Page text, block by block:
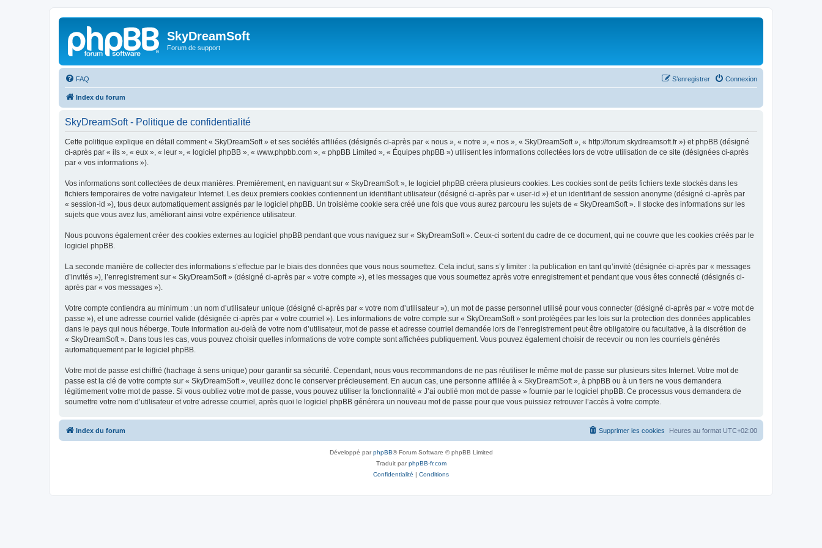
SkyDreamSoft
Forum de support
FAQ Connexion
S’enregistrer
Index du forum
SkyDreamSoft - Politique de confidentialité
Cette politique explique en détail comment « SkyDreamSoft » et ses sociétés affiliées (désignés ci-après par « nous », « notre », « nos », « SkyDreamSoft », « http://forum.skydreamsoft.fr ») et phpBB (désigné
ci-après par « ils », « eux », « leur », « logiciel phpBB », « www.phpbb.com », « phpBB Limited », « Équipes phpBB ») utilisent les informations collectées lors de votre utilisation de ce site (désignées ci-après
par « vos informations »).
Vos informations sont collectées de deux manières. Premièrement, en naviguant sur « SkyDreamSoft », le logiciel phpBB créera plusieurs cookies. Les cookies sont de petits fichiers texte stockés dans les
fichiers temporaires de votre navigateur Internet. Les deux premiers cookies contiennent un identifiant utilisateur (désigné ci-après par « user-id ») et un identifiant de session anonyme (désigné ci-après par
« session-id »), tous deux automatiquement assignés par le logiciel phpBB. Un troisième cookie sera créé une fois que vous aurez parcouru les sujets de « SkyDreamSoft ». Il stocke des informations sur les
sujets que vous avez lus, améliorant ainsi votre expérience utilisateur.
Nous pouvons également créer des cookies externes au logiciel phpBB pendant que vous naviguez sur « SkyDreamSoft ». Ceux-ci sortent du cadre de ce document, qui ne couvre que les cookies créés par le
logiciel phpBB.
La seconde manière de collecter des informations s’effectue par le biais des données que vous nous soumettez. Cela inclut, sans s’y limiter : la publication en tant qu’invité (désignée ci-après par « messages
d’invités »), l’enregistrement sur « SkyDreamSoft » (désigné ci-après par « votre compte »), et les messages que vous soumettez après votre enregistrement et pendant que vous êtes connecté (désignés ci-
après par « vos messages »).
Votre compte contiendra au minimum : un nom d’utilisateur unique (désigné ci-après par « votre nom d’utilisateur »), un mot de passe personnel utilisé pour vous connecter (désigné ci-après par « votre mot de
passe »), et une adresse courriel valide (désignée ci-après par « votre courriel »). Les informations de votre compte sur « SkyDreamSoft » sont protégées par les lois sur la protection des données applicables
dans le pays qui nous héberge. Toute information au-delà de votre nom d’utilisateur, mot de passe et adresse courriel demandée lors de l’enregistrement peut être obligatoire ou facultative, à la discrétion de
« SkyDreamSoft ». Dans tous les cas, vous pouvez choisir quelles informations de votre compte sont affichées publiquement. Vous pouvez également choisir de recevoir ou non les courriels générés
automatiquement par le logiciel phpBB.
Votre mot de passe est chiffré (hachage à sens unique) pour garantir sa sécurité. Cependant, nous vous recommandons de ne pas réutiliser le même mot de passe sur plusieurs sites Internet. Votre mot de
passe est la clé de votre compte sur « SkyDreamSoft », veuillez donc le conserver précieusement. En aucun cas, une personne affiliée à « SkyDreamSoft », à phpBB ou à un tiers ne vous demandera
légitimement votre mot de passe. Si vous oubliez votre mot de passe, vous pouvez utiliser la fonctionnalité « J’ai oublié mon mot de passe » fournie par le logiciel phpBB. Ce processus vous demandera de
soumettre votre nom d’utilisateur et votre adresse courriel, après quoi le logiciel phpBB générera un nouveau mot de passe pour que vous puissiez retrouver l’accès à votre compte.
Index du forum Heures au format UTC+02:00
Supprimer les cookies
Développé parphpBB® Forum Software © phpBB Limited
Traduit parphpBB-fr.com
Confidentialité | Conditions